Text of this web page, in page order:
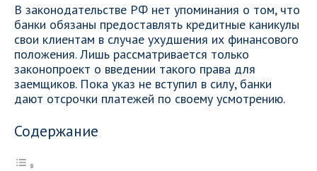
В законодательстве РФ нет упоминания о том, что
банки обязаны предоставлять кредитные каникулы
свои клиентам в случае ухудшения их финансового
положения. Лишь рассматривается только
законопроект о введении такого права для
заемщиков. Пока указ не вступил в силу, банки
дают отсрочки платежей по своему усмотрению.
Содержание